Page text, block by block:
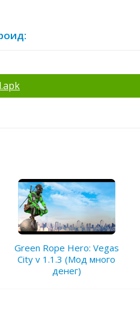
Green Rope Hero: Vegas
City v 1.1.3 (Мод много
денег)